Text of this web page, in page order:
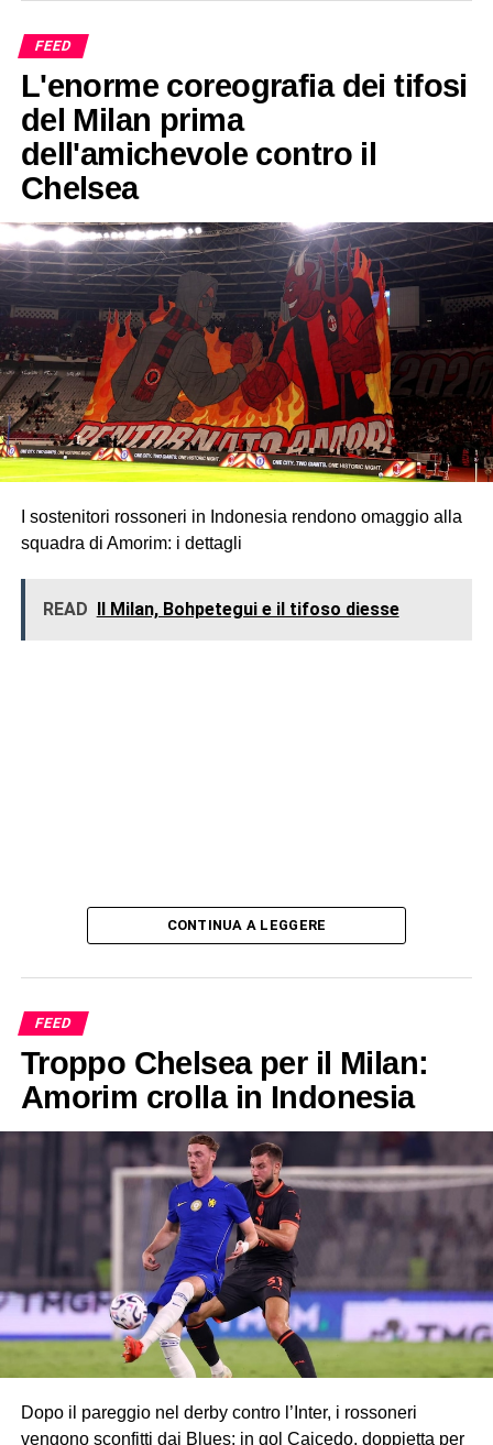
FEED
L'enorme coreografia dei tifosi
del Milan prima
dell'amichevole contro il
Chelsea
I sostenitori rossoneri in Indonesia rendono omaggio alla
squadra di Amorim: i dettagli
READ Il Milan, Bohpetegui e il tifoso diesse
CONTINUA A LEGGERE
FEED
Troppo Chelsea per il Milan:
Amorim crolla in Indonesia
Dopo il pareggio nel derby contro l’Inter, i rossoneri
vengono sconfitti dai Blues: in gol Caicedo, doppietta per